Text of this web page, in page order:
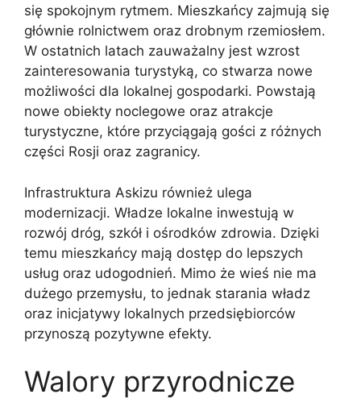
się spokojnym rytmem. Mieszkańcy zajmują się
głównie rolnictwem oraz drobnym rzemiosłem.
W ostatnich latach zauważalny jest wzrost
zainteresowania turystyką, co stwarza nowe
możliwości dla lokalnej gospodarki. Powstają
nowe obiekty noclegowe oraz atrakcje
turystyczne, które przyciągają gości z różnych
części Rosji oraz zagranicy.
Infrastruktura Askizu również ulega
modernizacji. Władze lokalne inwestują w
rozwój dróg, szkół i ośrodków zdrowia. Dzięki
temu mieszkańcy mają dostęp do lepszych
usług oraz udogodnień. Mimo że wieś nie ma
dużego przemysłu, to jednak starania władz
oraz inicjatywy lokalnych przedsiębiorców
przynoszą pozytywne efekty.
Walory przyrodnicze